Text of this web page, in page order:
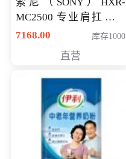
MC2500 专业肩扛式存
储卡全高清摄录一体机
清入门级摄像机
7168.00 库存1000
直营